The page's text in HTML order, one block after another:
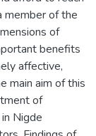
member of the
of
benefits
affective,
main aim of this
of
Nigde